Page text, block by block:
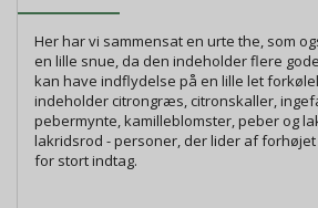
Her har vi sammensat en urte the, som
en lille snue, da den indeholder flere
kan have indflydelse på en lille let
indeholder citrongræs, citronskaller,
pebermynte, kamilleblomster, peber og
lakridsrod - personer, der lider af
for stort indtag.